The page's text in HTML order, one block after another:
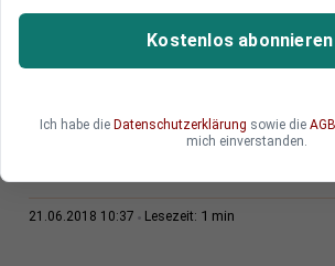
Indien und die Türkei haben
21.06.2018 10:37 Lesezeit: 1 min
Kostenlos abonnieren
Ich habe die Datenschutzerklärung sowie die AGB
mich einverstanden.